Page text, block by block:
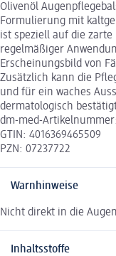
Olivenöl
Formulierung mit
ist speziell auf die
regelmäßiger
Erscheinungsbild von
Zusätzlich kann die
und für ein waches
dermatologisch
dm-med-
GTIN: 4016369465509
PZN: 07237722
Warnhinweise
Nicht direkt in die
Inhaltsstoffe